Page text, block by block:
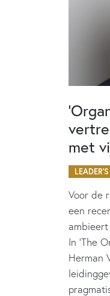
met
Voor de
een
In ‘The
Herman